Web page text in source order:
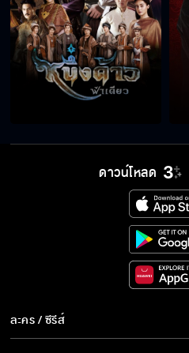
ดาวน์โหลด
ละคร / ซีรีส์
ละคร/ซีรีส์